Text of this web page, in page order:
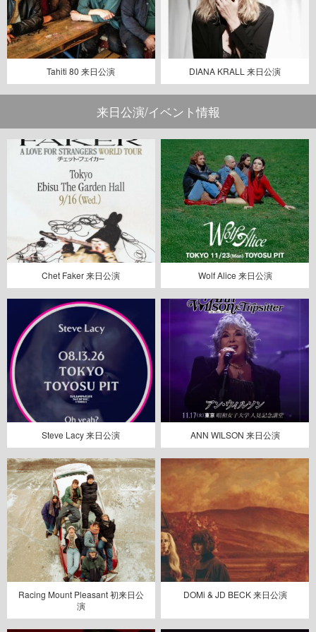
Tahiti 80 来日公演 DIANA KRALL 来日公演
来日公演/イベント情報
Chet Faker 来日公演 Wolf Alice 来日公演
Steve Lacy 来日公演 ANN WILSON 来日公演
Racing Mount Pleasant 初来日公
演
DOMi & JD BECK 来日公演